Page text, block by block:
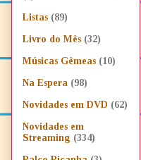
Listas (89)
Livro do Mês (32)
Músicas Gêmeas (10)
Na Espera (98)
Novidades em DVD (62)
Novidades em
Streaming (334)